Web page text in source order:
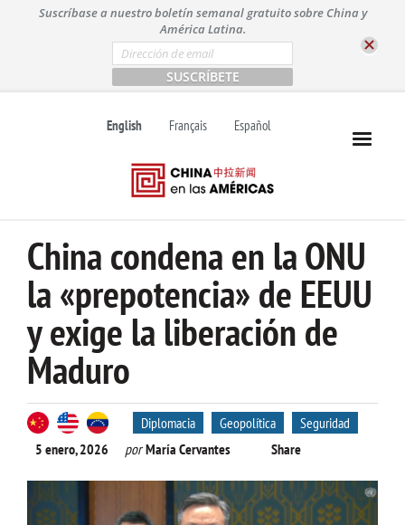
t
Suscríbase a nuestro boletín semanal gratuito sobre China y
América Latina.
E
m
a
i
*
English Français Español
China condena en la ONU
la «prepotencia» de EEUU
y exige la liberación de
Maduro
Diplomacia Geopolítica
Seguridad
5 enero, 2026
porMaría Cervantes Share